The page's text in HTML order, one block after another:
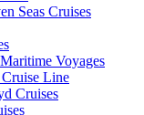
Seas Cruises
Voyages
Line
Cruises